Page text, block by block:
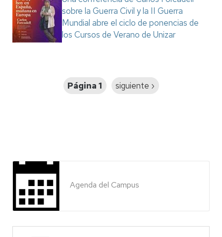
sobre la Guerra Civil y la II Guerra
Mundial abre el ciclo de ponencias de
los Cursos de Verano de Unizar
Página 1
Siguiente
siguiente ›
Agenda del Campus